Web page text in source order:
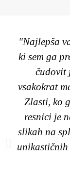
"Najlepša
ki sem ga
čudovit
vsakokrat
Zlasti, ko
resnici je
slikah na